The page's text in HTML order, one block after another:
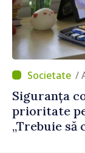
Siguranța
prioritate
„Trebuie să